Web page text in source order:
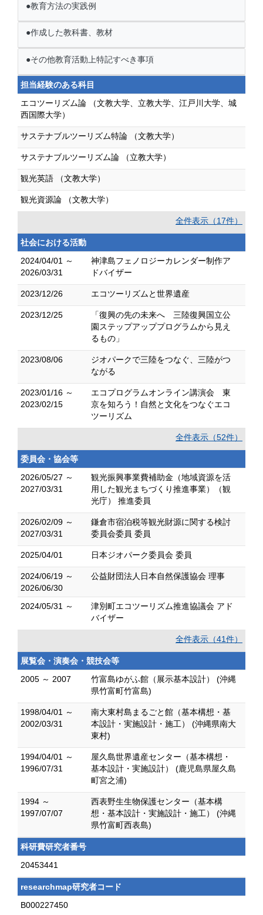
●教育方法の実践例
●作成した教科書、教材
●その他教育活動上特記すべき事項
担当経験のある科目
エコツーリズム論 （文教大学、立教大学、江戸川大学、城
西国際大学）
サステナブルツーリズム特論 （文教大学）
サステナブルツーリズム論 （立教大学）
観光英語 （文教大学）
観光資源論 （文教大学）
全件表示（17件）
社会における活動
2024/04/01 ～
2026/03/31
神津島フェノロジーカレンダー制作ア
ドバイザー
2023/12/26 エコツーリズムと世界遺産
2023/12/25
「復興の先の未来へ 三陸復興国立公
園ステップアッププログラムから見え
るもの」
2023/08/06
ジオパークで三陸をつなぐ、三陸がつ
ながる
2023/01/16 ～
2023/02/15
エコプログラムオンライン講演会 東
京を知ろう！自然と文化をつなぐエコ
ツーリズム
全件表示（52件）
委員会・協会等
2026/05/27 ～
2027/03/31
観光振興事業費補助金（地域資源を活
用した観光まちづくり推進事業）（観
光庁） 推進委員
2026/02/09 ～
2027/03/31
鎌倉市宿泊税等観光財源に関する検討
委員会委員 委員
2025/04/01 日本ジオパーク委員会 委員
2024/06/19 ～
2026/06/30
公益財団法人日本自然保護協会 理事
2024/05/31 ～
津別町エコツーリズム推進協議会 アド
バイザー
全件表示（41件）
展覧会・演奏会・競技会等
2005 ～ 2007
竹富島ゆがふ館（展示基本設計） (沖縄
県竹富町竹富島)
1998/04/01 ～
2002/03/31
南大東村島まるごと館（基本構想・基
本設計・実施設計・施工） (沖縄県南大
東村)
1994/04/01 ～
1996/07/31
屋久島世界遺産センター（基本構想・
基本設計・実施設計） (鹿児島県屋久島
町宮之浦)
1994 ～
1997/07/07
西表野生生物保護センター（基本構
想・基本設計・実施設計・施工） (沖縄
県竹富町西表島)
科研費研究者番号
20453441
researchmap研究者コード
B000227450